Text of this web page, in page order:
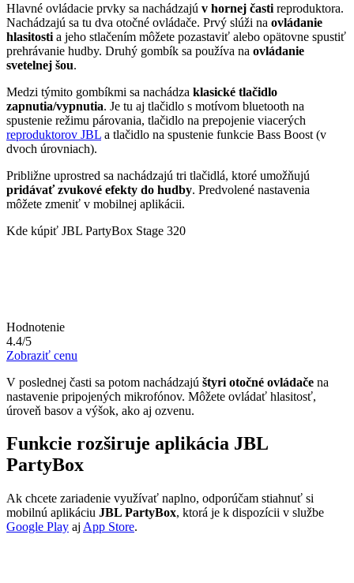
Hlavné ovládacie prvky sa nachádzajú v hornej časti reproduktora.
Nachádzajú sa tu dva otočné ovládače. Prvý slúži na ovládanie
hlasitosti a jeho stlačením môžete pozastaviť alebo opätovne spustiť
prehrávanie hudby. Druhý gombík sa používa na ovládanie
svetelnej šou.
Medzi týmito gombíkmi sa nachádza klasické tlačidlo
zapnutia/vypnutia. Je tu aj tlačidlo s motívom bluetooth na
spustenie režimu párovania, tlačidlo na prepojenie viacerých
reproduktorov JBL a tlačidlo na spustenie funkcie Bass Boost (v
dvoch úrovniach).
Približne uprostred sa nachádzajú tri tlačidlá, ktoré umožňujú
pridávať zvukové efekty do hudby. Predvolené nastavenia
môžete zmeniť v mobilnej aplikácii.
Kde kúpiť JBL PartyBox Stage 320
Hodnotenie
4.4/5
Zobraziť cenu
V poslednej časti sa potom nachádzajú štyri otočné ovládače na
nastavenie pripojených mikrofónov. Môžete ovládať hlasitosť,
úroveň basov a výšok, ako aj ozvenu.
Funkcie rozširuje aplikácia JBL
PartyBox
Ak chcete zariadenie využívať naplno, odporúčam stiahnuť si
mobilnú aplikáciu JBL PartyBox, ktorá je k dispozícii v službe
Google Play aj App Store.